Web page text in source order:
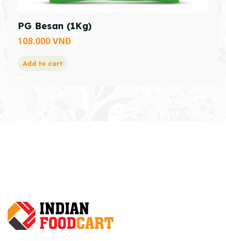
PG Besan (1Kg)
108.000VNĐ
Add to cart